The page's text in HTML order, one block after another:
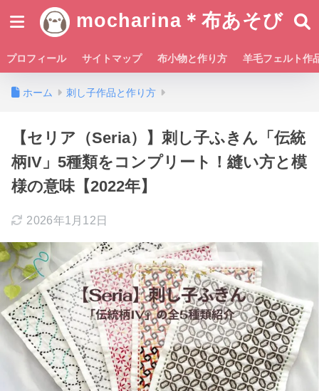
mocharina＊布あそび
プロフィール サイトマップ 布小物と作り方 羊毛フェルト作
ホーム 刺し子作品と作り方
【セリア（Seria）】刺し子ふきん「伝統
柄IV」5種類をコンプリート！縫い方と模
様の意味【2022年】
2026年1月12日